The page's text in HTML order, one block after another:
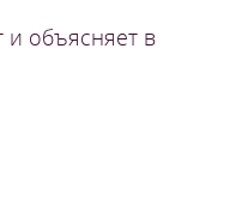
и объясняет в